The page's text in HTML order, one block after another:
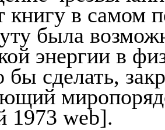
книгу в са­мом
была
энергии в
бы сделать,
1973 web].